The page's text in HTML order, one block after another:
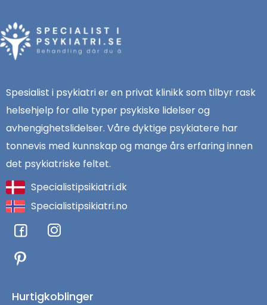
Spesialist i psykiatri er en privat klinikk som tilbyr rask
helsehjelp for alle typer psykiske lidelser og
avhengighetslidelser. Våre dyktige psykiatere har
tonnevis med kunnskap og mange års erfaring innen
det psykiatriske feltet.
Specialistipsikiatri.dk
Specialistipsikiatri.no
F
a
c
e
o
I
n
g
Hurtigkoblinger